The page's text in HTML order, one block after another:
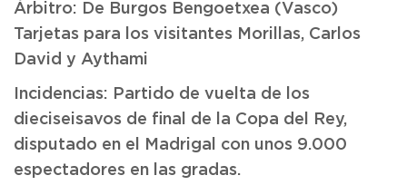
Árbitro: De Burgos Bengoetxea (Vasco)
Tarjetas para los visitantes Morillas, Carlos
David y Aythami
Incidencias: Partido de vuelta de los
dieciseisavos de final de la Copa del Rey,
disputado en el Madrigal con unos 9.000
espectadores en las gradas.